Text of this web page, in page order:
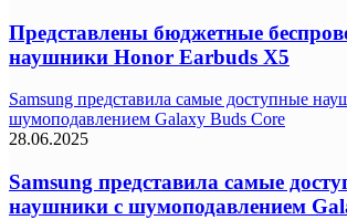
Представлены бюджетные
наушники Honor Earbuds X5
Samsung представила самые доступные
шумоподавлением Galaxy Buds Core
28.06.2025
Samsung представила самые
наушники с шумоподавлением